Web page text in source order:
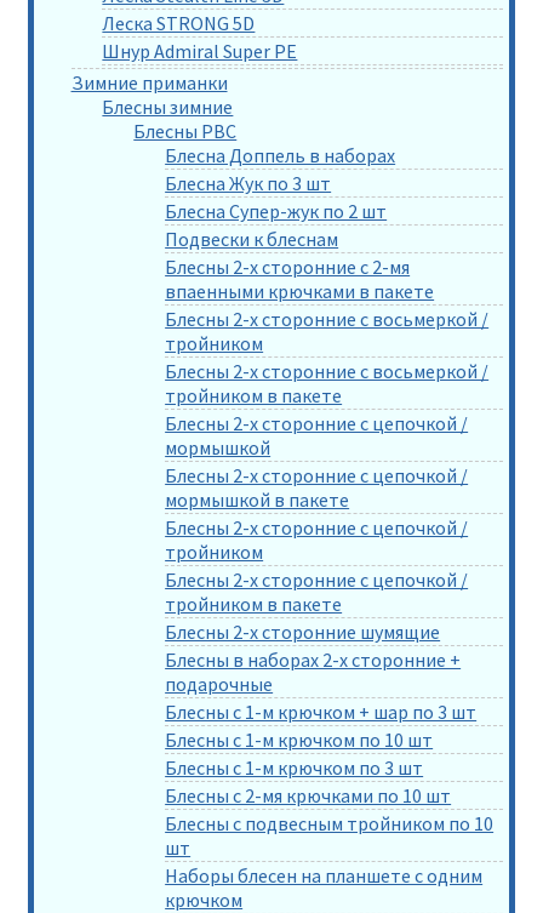
Леска STRONG 5D
Шнур Admiral Super PE
Зимние приманки
Блесны зимние
Блесны РВС
Блесна Доппель в наборах
Блесна Жук по 3 шт
Блесна Супер-жук по 2 шт
Подвески к блеснам
Блесны 2-х сторонние с 2-мя
впаенными крючками в пакете
Блесны 2-х сторонние с восьмеркой /
тройником
Блесны 2-х сторонние с восьмеркой /
тройником в пакете
Блесны 2-х сторонние с цепочкой /
мормышкой
Блесны 2-х сторонние с цепочкой /
мормышкой в пакете
Блесны 2-х сторонние с цепочкой /
тройником
Блесны 2-х сторонние с цепочкой /
тройником в пакете
Блесны 2-х сторонние шумящие
Блесны в наборах 2-х сторонние +
подарочные
Блесны с 1-м крючком + шар по 3 шт
Блесны с 1-м крючком по 10 шт
Блесны с 1-м крючком по 3 шт
Блесны с 2-мя крючками по 10 шт
Блесны с подвесным тройником по 10
шт
Наборы блесен на планшете с одним
крючком